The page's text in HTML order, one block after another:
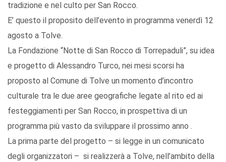
tradizione e nel culto per San Rocco.
E’ questo il proposito dell’evento in programma venerdì 12
agosto a Tolve.
La Fondazione “Notte di San Rocco di Torrepaduli”, su idea
e progetto di Alessandro Turco, nei mesi scorsi ha
proposto al Comune di Tolve un momento d’incontro
culturale tra le due aree geografiche legate al rito ed ai
festeggiamenti per San Rocco, in prospettiva di un
programma più vasto da sviluppare il prossimo anno .
La prima parte del progetto – si legge in un comunicato
degli organizzatori – si realizzerà a Tolve, nell’ambito della